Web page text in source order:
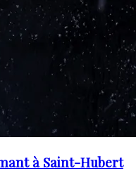
à Saint-Hubert